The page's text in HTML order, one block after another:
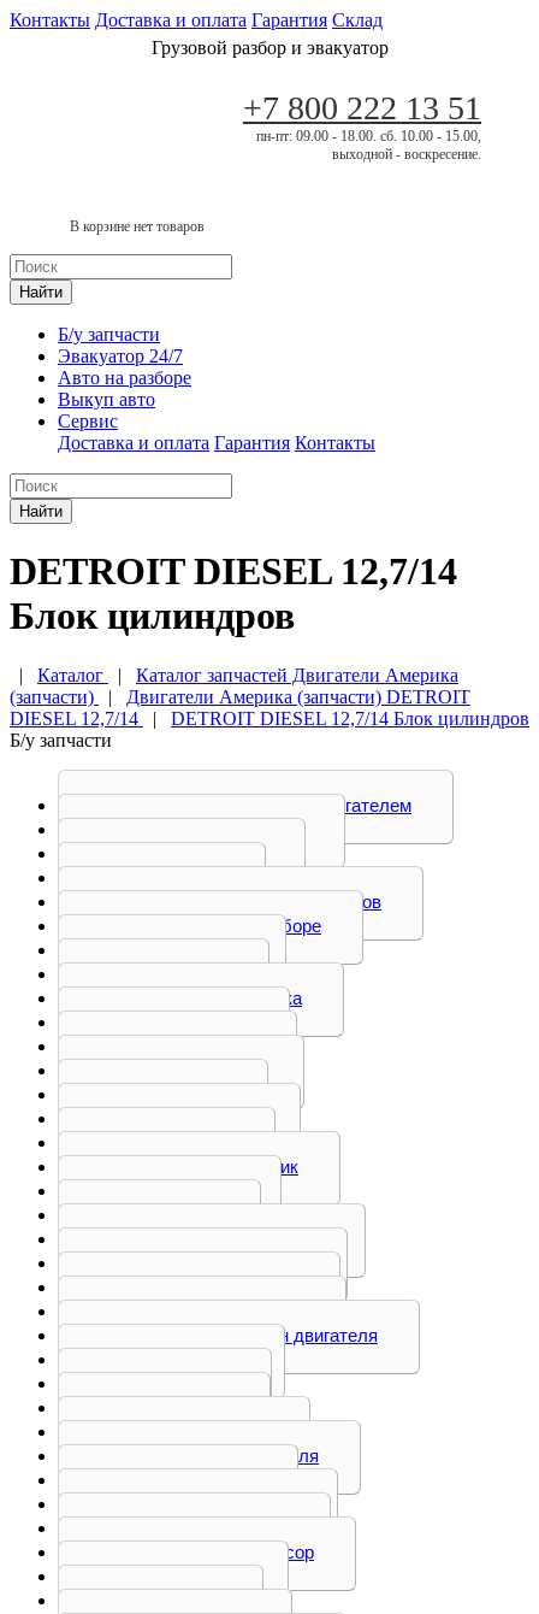
Контакты Доставка и оплата Гарантия Склад
Грузовой разбор и эвакуатор
+7 800 222 13 51
пн-пт: 09.00 - 18.00. сб. 10.00 - 15.00,
выходной - воскресение.
В корзине нет товаров
Найти
Б/у запчасти
Эвакуатор 24/7
Авто на разборе
Выкуп авто
Сервис
Доставка и оплата Гарантия Контакты
Найти
DETROIT DIESEL 12,7/14
Блок цилиндров
| Каталог | Каталог запчастей Двигатели Америка
(запчасти)
| Двигатели Америка (запчасти) DETROIT
DIESEL 12,7/14
| DETROIT DIESEL 12,7/14 Блок цилиндров
Б/у запчасти
Блок управления двигателем
Головка блока цилиндров
Двигатель в сборе
Кожух маховика
Маслозаборник
Плита, поддон двигателя
Ролик натяжителя
Турбокомпрессор